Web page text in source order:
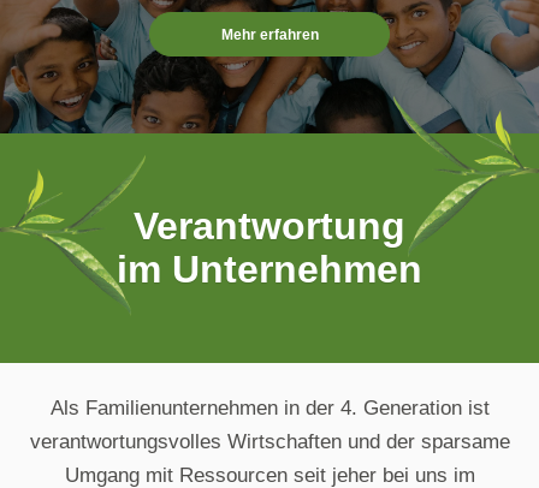
Mehr erfahren
Verantwortung im
Verantwortung
im Unternehmen
Als Familienunternehmen in der 4. Generation ist
verantwortungsvolles Wirtschaften und der sparsame
Umgang mit Ressourcen seit jeher bei uns im